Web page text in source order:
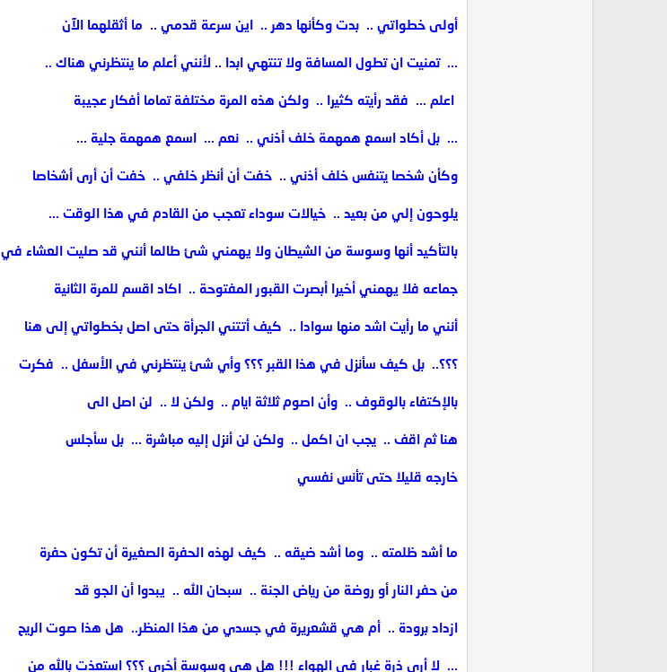
أولى خطواتي .. ‏ بدت وكأنها دهر .. ‏ اين سرعة قدمي .. ‏ ما أثقلهما الآن
... ‏ تمنيت ان تطول المسافة ولا تنتهي ابدا .. ‏لأنني أعلم ما ينتظرني هناك ..
‏ اعلم ... ‏ فقد رأيته كثيرا .. ‏ ولكن هذه المرة مختلفة تماما أفكار عجيبة
... ‏ بل أكاد اسمع همهمة خلف أذني .. ‏ نعم ... ‏ اسمع همهمة جلية ... ‏
وكأن شخصا يتنفس خلف أذني .. ‏ خفت أن أنظر خلفي .. ‏ خفت أن أرى أشخاصا
يلوحون إلي من بعيد .. ‏ خيالات سوداء تعجب من القادم في هذا الوقت ...‏
بالتأكيد أنها وسوسة من الشيطان ولا يهمني شئ طالما أنني قد صليت العشاء في
جماعه فلا يهمني أخيرا أبصرت القبور المفتوحة .. ‏ اكاد اقسم للمرة الثانية
أنني ما رأيت اشد منها سوادا .. ‏ كيف أتتني الجرأة حتى اصل بخطواتي إلى هنا
؟؟؟.. ‏ بل كيف سأنزل في هذا القبر ؟؟؟ ‏وأي شئ ينتظرني في الأسفل .. ‏ فكرت
بالإكتفاء بالوقوف .. ‏ وأن اصوم ثلاثة ايام .. ‏ ولكن لا .. ‏ لن اصل الى
هنا ثم اقف .. ‏ يجب ان اكمل .. ‏ ولكن لن أنزل إليه مباشرة ... ‏ بل سأجلس
خارجه قليلا حتى تأنس نفسي
ما أشد ظلمته .. ‏ وما أشد ضيقه .. ‏ كيف لهذه الحفرة الصغيرة أن تكون حفرة
من حفر النار أو روضة من رياض الجنة .. ‏ سبحان الله .. ‏ يبدوا ‏أن الجو قد
ازداد برودة .. ‏ أم هي قشعريرة في جسدي من هذا المنظر.. ‏ هل هذا صوت الريح
... ‏ لا أرى ذرة غبار في الهواء !!! هل هي وسوسة أخرى ؟؟؟ استعذت بالله من